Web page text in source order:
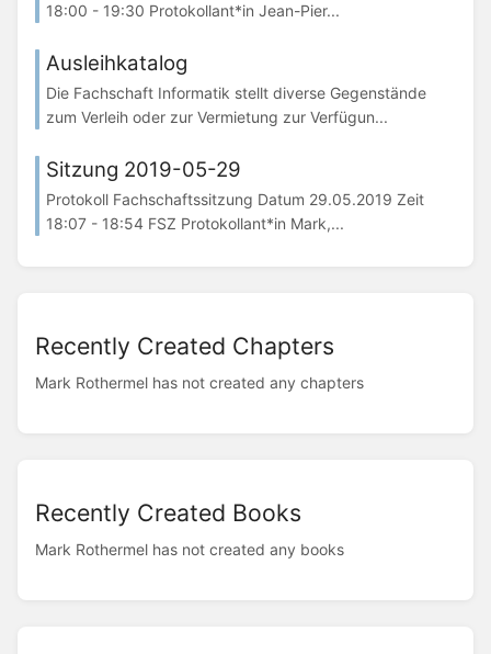
18:00 - 19:30 Protokollant*in Jean-Pier...
Ausleihkatalog
Die Fachschaft Informatik stellt diverse Gegenstände
zum Verleih oder zur Vermietung zur Verfügun...
Sitzung 2019-05-29
Protokoll Fachschaftssitzung Datum 29.05.2019 Zeit
18:07 - 18:54 FSZ Protokollant*in Mark,...
Recently Created Chapters
Mark Rothermel has not created any chapters
Recently Created Books
Mark Rothermel has not created any books